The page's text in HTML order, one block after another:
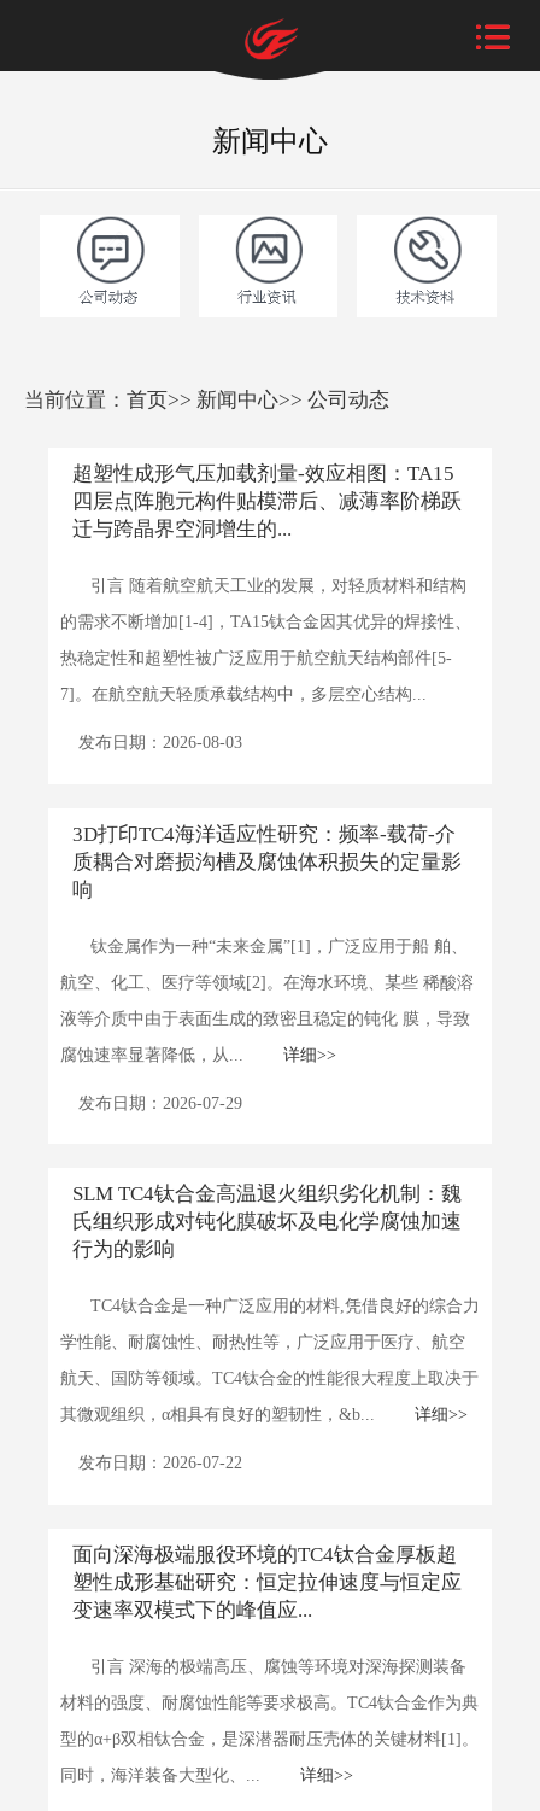
新闻中心
当前位置： 首页>> 新闻中心>> 公司动态
超塑性成形气压加载剂量-效应相图：TA15
四层点阵胞元构件贴模滞后、减薄率阶梯跃
迁与跨晶界空洞增生的...
引言 随着航空航天工业的发展，对轻质材料和结构
的需求不断增加[1-4]，TA15钛合金因其优异的焊接性、
热稳定性和超塑性被广泛应用于航空航天结构部件[5-
7]。在航空航天轻质承载结构中，多层空心结构...
详细>>
发布日期：2026-08-03
3D打印TC4海洋适应性研究：频率-载荷-介
质耦合对磨损沟槽及腐蚀体积损失的定量影
响
钛金属作为一种“未来金属”[1]，广泛应用于船 舶、
航空、化工、医疗等领域[2]。在海水环境、某些 稀酸溶
液等介质中由于表面生成的致密且稳定的钝化 膜，导致
腐蚀速率显著降低，从...
详细>>
发布日期：2026-07-29
SLM TC4钛合金高温退火组织劣化机制：魏
氏组织形成对钝化膜破坏及电化学腐蚀加速
行为的影响
TC4钛合金是一种广泛应用的材料,凭借良好的综合力
学性能、耐腐蚀性、耐热性等，广泛应用于医疗、航空
航天、国防等领域。TC4钛合金的性能很大程度上取决于
其微观组织，α相具有良好的塑韧性，&b...
详细>>
发布日期：2026-07-22
面向深海极端服役环境的TC4钛合金厚板超
塑性成形基础研究：恒定拉伸速度与恒定应
变速率双模式下的峰值应...
引言 深海的极端高压、腐蚀等环境对深海探测装备
材料的强度、耐腐蚀性能等要求极高。TC4钛合金作为典
型的α+β双相钛合金，是深潜器耐压壳体的关键材料[1]。
同时，海洋装备大型化、...
详细>>